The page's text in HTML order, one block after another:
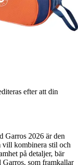
efter att din
Garros 2026 är den
vill kombinera stil och
på detaljer, bär
Garros, som framkallar